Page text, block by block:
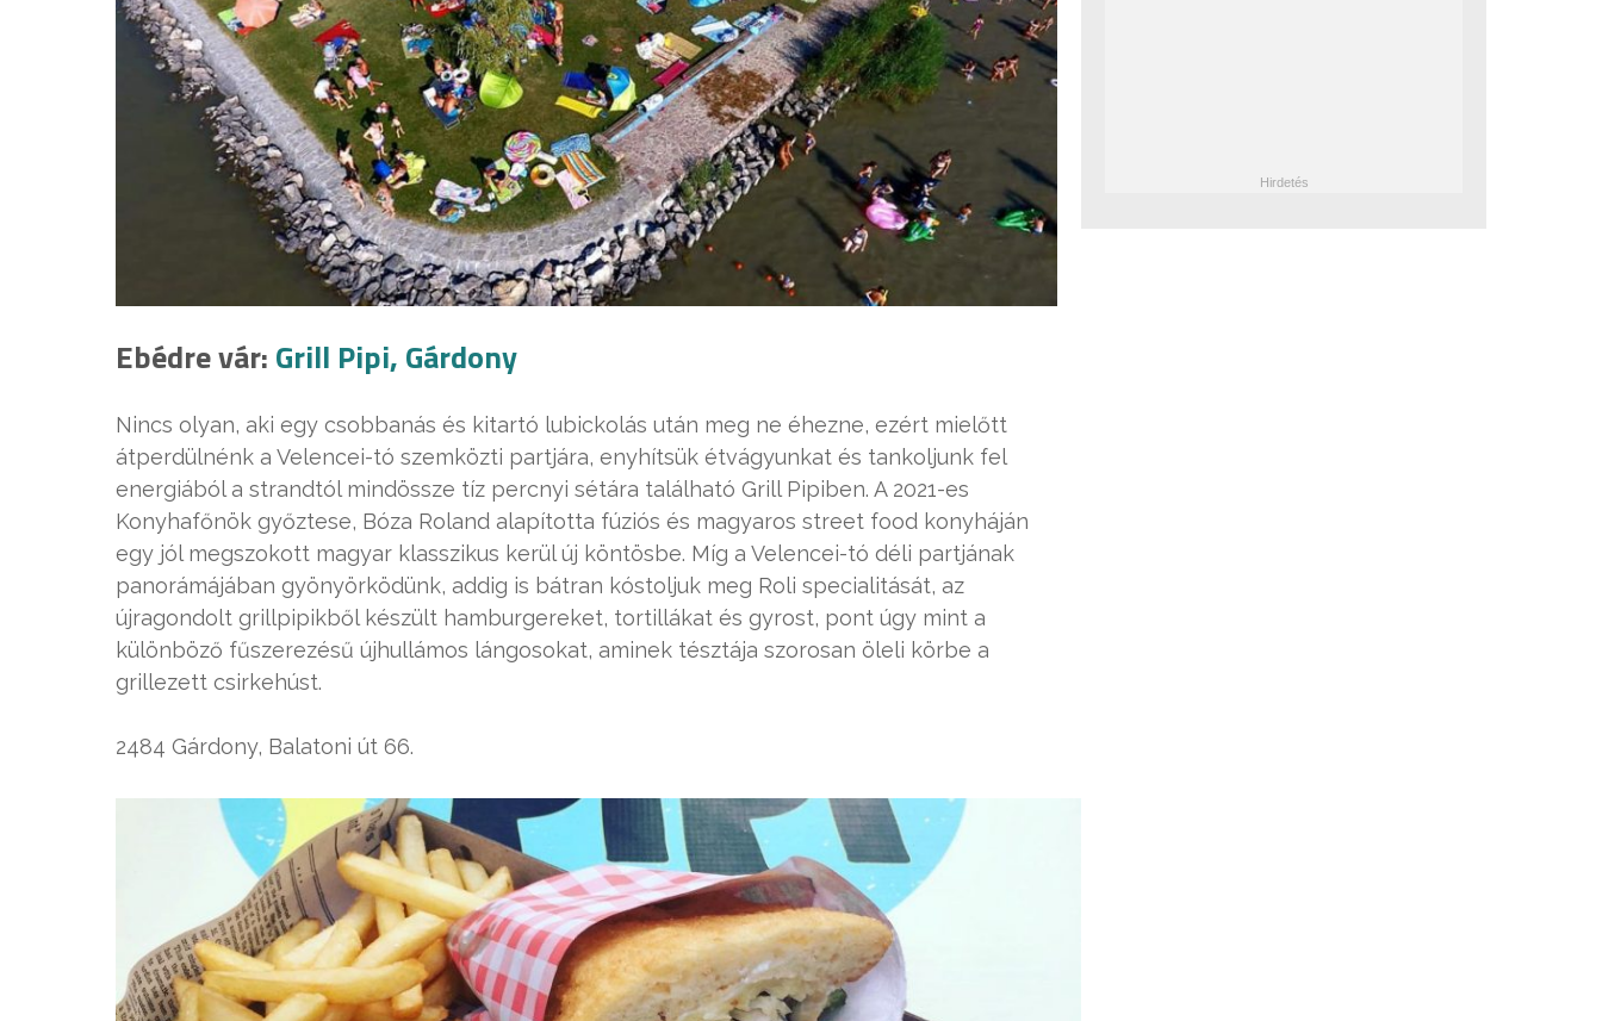
Ebédre vár: Grill Pipi, Gárdony
Nincs olyan, aki egy csobbanás és kitartó lubickolás után meg ne éhezne, ezért mielőtt
átperdülnénk a Velencei-tó szemközti partjára, enyhítsük étvágyunkat és tankoljunk fel
energiából a strandtól mindössze tíz percnyi sétára található Grill Pipiben. A 2021-es
Konyhafőnök győztese, Bóza Roland alapította fúziós és magyaros street food konyháján
egy jól megszokott magyar klasszikus kerül új köntösbe. Míg a Velencei-tó déli partjának
panorámájában gyönyörködünk, addig is bátran kóstoljuk meg Roli specialitását, az
újragondolt grillpipikből készült hamburgereket, tortillákat és gyrost, pont úgy mint a
különböző fűszerezésű újhullámos lángosokat, aminek tésztája szorosan öleli körbe a
grillezett csirkehúst.
2484 Gárdony, Balatoni út 66.